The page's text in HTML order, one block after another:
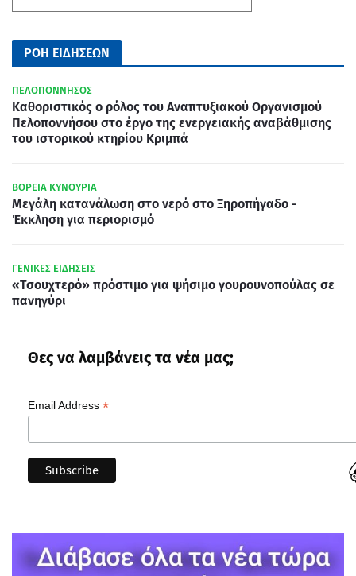
ΡΟΗ ΕΙΔΗΣΕΩΝ
ΠΕΛΟΠΟΝΝΗΣΟΣ
Καθοριστικός ο ρόλος του Αναπτυξιακού Οργανισμού
Πελοποννήσου στο έργο της ενεργειακής αναβάθμισης
του ιστορικού κτηρίου Κριμπά
ΒΟΡΕΙΑ ΚΥΝΟΥΡΙΑ
Μεγάλη κατανάλωση στο νερό στο Ξηροπήγαδο -
Έκκληση για περιορισμό
ΓΕΝΙΚΕΣ ΕΙΔΗΣΕΙΣ
«Τσουχτερό» πρόστιμο για ψήσιμο γουρουνοπούλας σε
πανηγύρι
Θες να λαμβάνεις τα νέα μας;
Email Address *